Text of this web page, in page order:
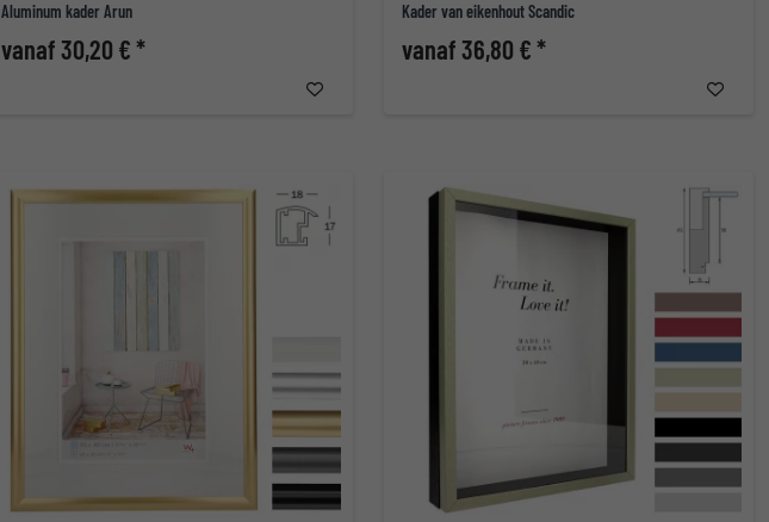
Aluminum kader Arun
vanaf 30,20 € *
Kader van eikenhout Scandic
vanaf 36,80 € *